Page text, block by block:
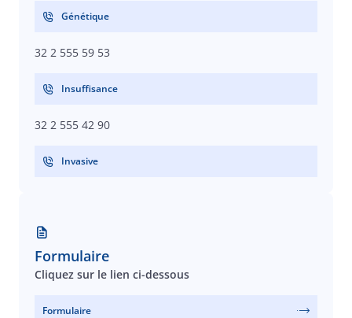
Génétique
32 2 555 59 53
Insuffisance
32 2 555 42 90
Invasive
Formulaire
Cliquez sur le lien ci-dessous
Formulaire